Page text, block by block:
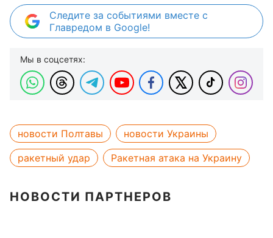
Следите за событиями вместе с
Главредом в Google!
Мы в соцсетях:
новости Полтавы
новости Украины
ракетный удар
Ракетная атака на Украину
НОВОСТИ ПАРТНЕРОВ